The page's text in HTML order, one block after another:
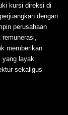
kursi direksi di
dengan
perusahaan
memberikan
yang layak
sekaligus